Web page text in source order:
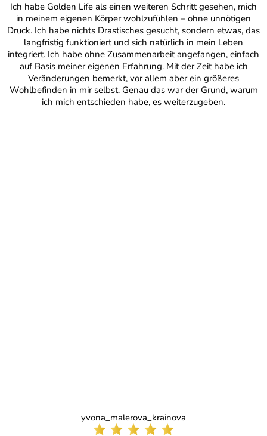
Ich habe Golden Life als einen weiteren Schritt gesehen, mich
in meinem eigenen Körper wohlzufühlen – ohne unnötigen
Druck. Ich habe nichts Drastisches gesucht, sondern etwas, das
langfristig funktioniert und sich natürlich in mein Leben
integriert. Ich habe ohne Zusammenarbeit angefangen, einfach
auf Basis meiner eigenen Erfahrung. Mit der Zeit habe ich
Veränderungen bemerkt, vor allem aber ein größeres
Wohlbefinden in mir selbst. Genau das war der Grund, warum
ich mich entschieden habe, es weiterzugeben.
yvona_malerova_krainova